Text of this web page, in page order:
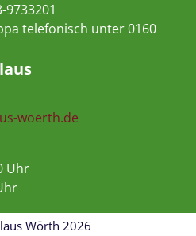
9733201
telefonisch unter 0160
woerth.de
Uhr
Wörth 2026